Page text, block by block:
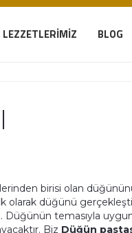
LEZZETLERIMIZ BLOG
birisi olan
olarak düğünü
Düğünün temasıyla
Biz Düğün